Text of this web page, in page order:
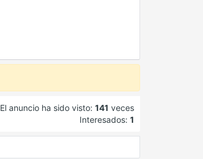
El anuncio ha sido visto: 141 veces
Interesados: 1